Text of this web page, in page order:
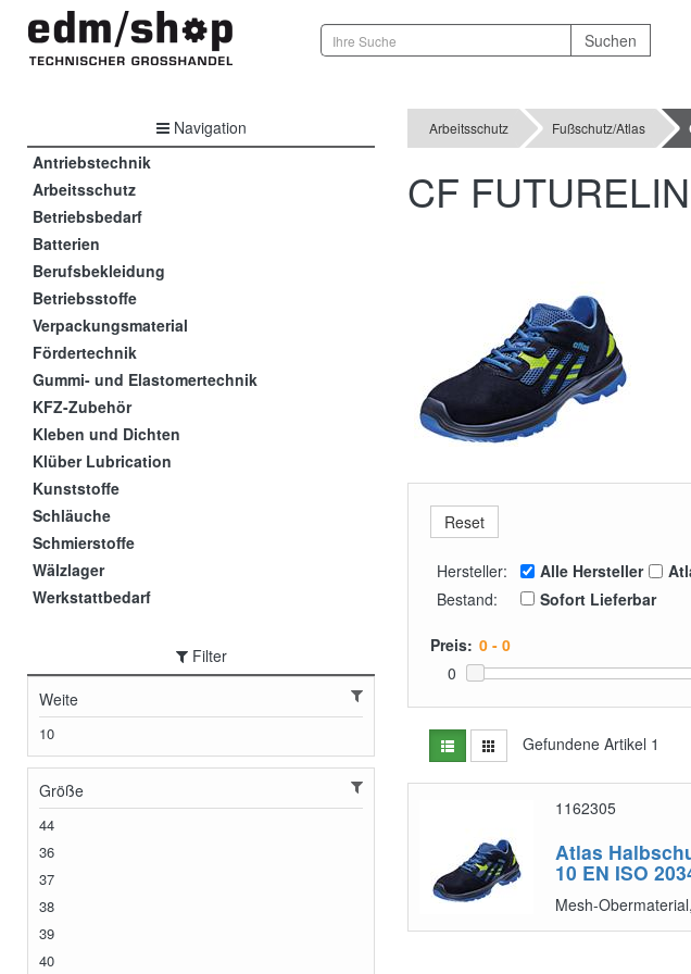
Navigation
Antriebstechnik
Arbeitsschutz
Betriebsbedarf
Batterien
Berufsbekleidung
Betriebsstoffe
Verpackungsmaterial
Fördertechnik
Gummi- und Elastomertechnik
KFZ-Zubehör
Kleben und Dichten
Klüber Lubrication
Kunststoffe
Schläuche
Schmierstoffe
Wälzlager
Werkstattbedarf
Filter
Weite
10
Größe
44
36
37
38
39
40
Arbeitsschutz Fußschutz/Atlas
CF
Hersteller: Alle Hersteller
Bestand:
Sofort Lieferbar
Preis:
0
Gefundene Artikel 1
1162305
Atlas
10 EN ISO
Mesh-